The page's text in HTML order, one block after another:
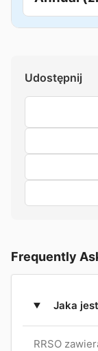
Udostępnij
Frequently
Jaka
RRSO